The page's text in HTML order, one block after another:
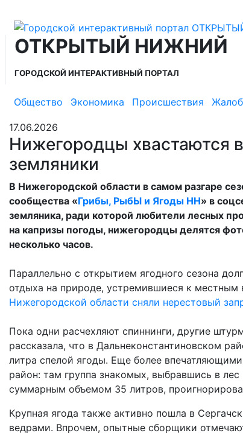
ОТКРЫТЫЙ НИЖНИЙ
ГОРОДСКОЙ ИНТЕРАКТИВНЫЙ ПОРТАЛ
Общество Экономика Происшествия
17.06.2026
Нижегородцы хвастаются
земляники
В Нижегородской области в самом разгаре
сообщества «Грибы, РыбЫ и Ягоды НН» в
земляника, ради которой любители лесных
на капризы погоды, нижегородцы делятся
несколько часов.
Параллельно с открытием ягодного сезона
отдыха на природе, устремившиеся к
Нижегородской области сняли нерестовый
Пока одни расчехляют спиннинги, другие
рассказала, что в Дальнеконстантиновском
литра спелой ягоды. Еще более
район: там группа знакомых, выбравшись в
суммарным объемом 35 литров,
Крупная ягода также активно пошла в
ведрами. Впрочем, опытные сборщики